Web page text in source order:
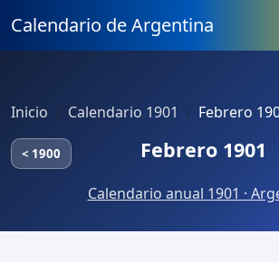
Calendario de Argentina
Inicio Calendario 1901 Febrero
< 1900 Febrero 1901
Calendario anual 1901 ·